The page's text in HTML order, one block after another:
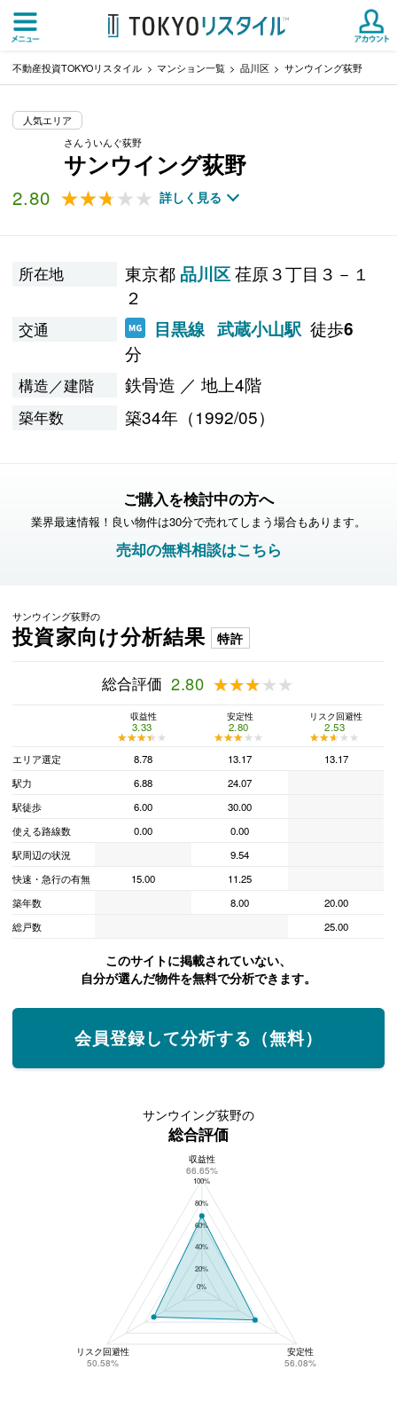
不動産投資TOKYOリスタイル マンション一覧 品川区 サンウイング荻野
人気エリア
さんういんぐ荻野
サンウイング荻野
2.80 ★★★★★
★★★★★ 詳しく見る
所在地 東京都 品川区荏原３丁目３－１
２
交通 目黒線 武蔵小山駅 徒歩6
分
構造／建階 鉄骨造 ／ 地上4階
築年数 築34年（1992/05）
ご購入を検討中の方へ
業界最速情報！良い物件は30分で売れてしまう場合もあります。
売却の無料相談はこちら
サンウイング荻野の
投資家向け分析結果 特許
総合評価 2.80 ★★★★★
★★★★★
収益性
3.33
★★★★★
★★★★★
安定性
2.80
★★★★★
★★★★★
リスク回避性
2.53
★★★★★
★★★★★
エリア選定
8.78 13.17
13.17
駅力
6.88
24.07
駅徒歩
6.00
30.00
使える路線数
0.00
0.00
駅周辺の状況
9.54
快速・急行の有無
15.00
11.25
築年数
8.00
20.00
総戸数
25.00
このサイトに掲載されていない、
自分が選んだ物件を無料で分析できます。
会員登録して分析する（無料）
サンウイング荻野の
総合評価
サンウイング荻野の総合評価
100%
80%
60%
40%
20%
0%
収益性
66.65%
リスク回避性
50.58%
安定性
56.08%